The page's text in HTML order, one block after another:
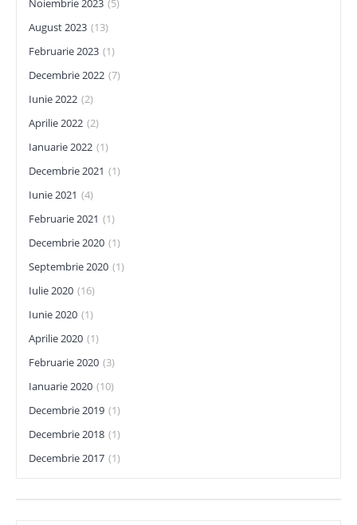
Noiembrie 2023 (5)
August 2023 (13)
Februarie 2023 (1)
Decembrie 2022 (7)
Iunie 2022 (2)
Aprilie 2022 (2)
Ianuarie 2022 (1)
Decembrie 2021 (1)
Iunie 2021 (4)
Februarie 2021 (1)
Decembrie 2020 (1)
Septembrie 2020 (1)
Iulie 2020 (16)
Iunie 2020 (1)
Aprilie 2020 (1)
Februarie 2020 (3)
Ianuarie 2020 (10)
Decembrie 2019 (1)
Decembrie 2018 (1)
Decembrie 2017 (1)